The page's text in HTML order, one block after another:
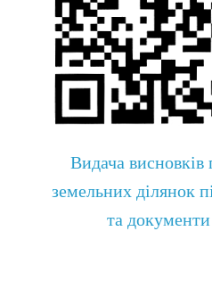
Видача висновків
земельних ділянок
та